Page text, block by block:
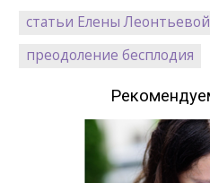
статьи Елены Леонтьевой
преодоление бесплодия